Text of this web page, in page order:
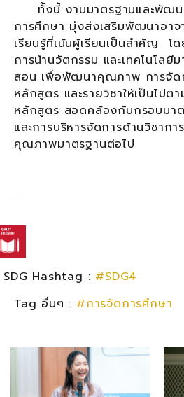
ทั้งนี้ งานมาตรฐานและพัฒน
การศึกษา มุ่งส่งเสริมพัฒนาอาจ
เรียนรู้ที่เน้นผู้เรียนเป็นสำคัญ โด
การนำนวัตกรรม และเทคโนโลยี
สอน เพื่อพัฒนาคุณภาพ การจัด
หลักสูตร และรายวิชาให้เป็นไปต
หลักสูตร สอดคล้องกับกรอบม
และการบริหารจัดการด้านวิชาก
คุณภาพมาตรฐานต่อไป
SDG Hashtag : #SDG4
Tag อื่นๆ : #การจัดการศึกษา